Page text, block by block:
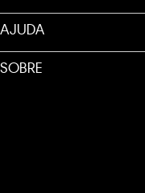
AJUDA
SOBRE